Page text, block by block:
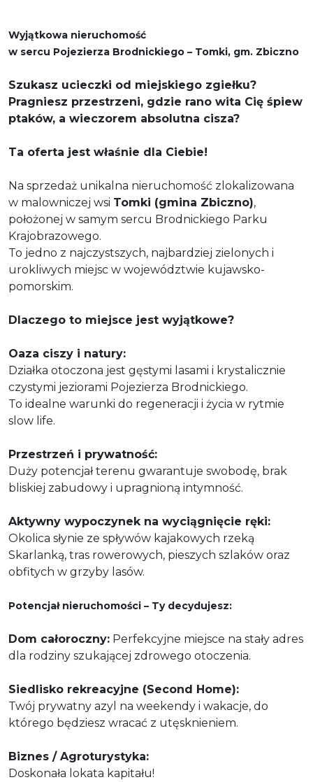
Wyjątkowa nieruchomość
w sercu Pojezierza Brodnickiego – Tomki, gm. Zbiczno
Szukasz ucieczki od miejskiego zgiełku?
Pragniesz przestrzeni, gdzie rano wita Cię śpiew
ptaków, a wieczorem absolutna cisza?
Ta oferta jest właśnie dla Ciebie!
Na sprzedaż unikalna nieruchomość zlokalizowana
w malowniczej wsi Tomki (gmina Zbiczno),
położonej w samym sercu Brodnickiego Parku
Krajobrazowego.
To jedno z najczystszych, najbardziej zielonych i
urokliwych miejsc w województwie kujawsko-
pomorskim.
Dlaczego to miejsce jest wyjątkowe?
Oaza ciszy i natury:
Działka otoczona jest gęstymi lasami i krystalicznie
czystymi jeziorami Pojezierza Brodnickiego.
To idealne warunki do regeneracji i życia w rytmie
slow life.
Przestrzeń i prywatność:
Duży potencjał terenu gwarantuje swobodę, brak
bliskiej zabudowy i upragnioną intymność.
Aktywny wypoczynek na wyciągnięcie ręki:
Okolica słynie ze spływów kajakowych rzeką
Skarlanką, tras rowerowych, pieszych szlaków oraz
obfitych w grzyby lasów.
Potencjał nieruchomości – Ty decydujesz:
Dom całoroczny: Perfekcyjne miejsce na stały adres
dla rodziny szukającej zdrowego otoczenia.
Siedlisko rekreacyjne (Second Home):
Twój prywatny azyl na weekendy i wakacje, do
którego będziesz wracać z utęsknieniem.
Biznes / Agroturystyka:
Doskonała lokata kapitału!